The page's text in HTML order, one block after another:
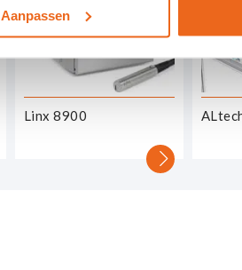
Aanpassen
Linx 8900